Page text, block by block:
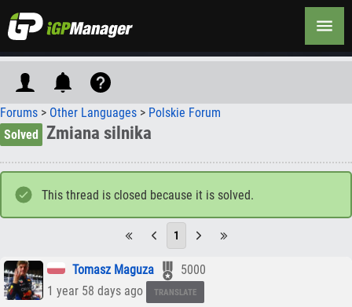
Forums > Other Languages > Polskie Forum
Solved Zmiana silnika
This thread is closed because it is solved.
1
Tomasz Maguza
5000
1 year 58 days ago
TRANSLATE